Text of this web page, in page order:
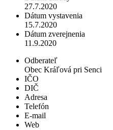
27.7.2020
Dátum vystavenia
15.7.2020
Dátum zverejnenia
11.9.2020
Odberateľ
Obec Kráľová pri Senci
IČO
DIČ
Adresa
Telefón
E-mail
Web